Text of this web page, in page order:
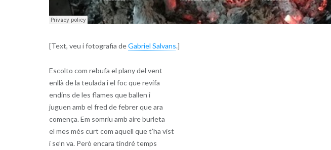
[Text, veu i fotografia deGabriel Salvans.]
Escolto com rebufa el plany del vent
enllà de la teulada i el foc que revifa
endins de les flames que ballen i
juguen amb el fred de febrer que ara
comença. Em somriu amb aire burleta
el mes més curt com aquell que t’ha vist
i se’n va. Però encara tindré temps